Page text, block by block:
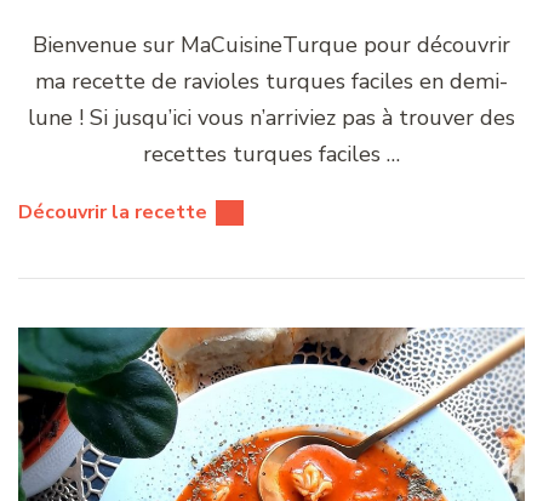
Bienvenue sur MaCuisineTurque pour découvrir
ma recette de ravioles turques faciles en demi-
lune ! Si jusqu’ici vous n’arriviez pas à trouver des
recettes turques faciles …
Découvrir la recette